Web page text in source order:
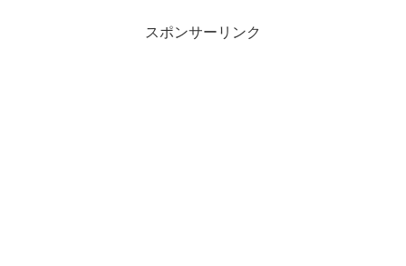
スポンサーリンク